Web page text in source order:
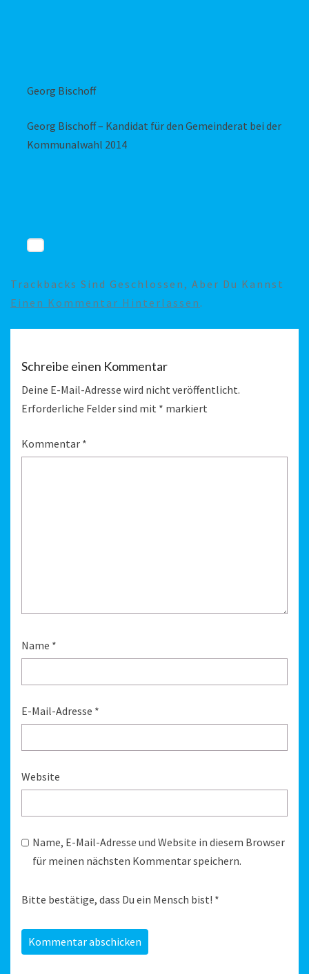
Georg Bischoff
Georg Bischoff – Kandidat für den Gemeinderat bei der
Kommunalwahl 2014
Trackbacks Sind Geschlossen, Aber Du Kannst
Einen Kommentar Hinterlassen .
Schreibe einen Kommentar
Deine E-Mail-Adresse wird nicht veröffentlicht.
Erforderliche Felder sind mit * markiert
Kommentar *
Name *
E-Mail-Adresse *
Website
Name, E-Mail-Adresse und Website in diesem Browser
für meinen nächsten Kommentar speichern.
Bitte bestätige, dass Du ein Mensch bist! *